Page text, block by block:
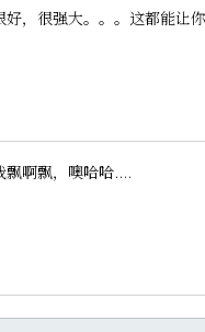
好，很强大。。。这都能让
飘啊飘，噢哈哈....